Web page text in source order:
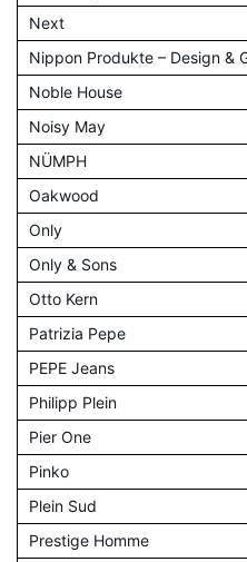
Next
Nippon Produkte – Design &
Noble House
Noisy May
NÜMPH
Oakwood
Only
Only & Sons
Otto Kern
Patrizia Pepe
PEPE Jeans
Philipp Plein
Pier One
Pinko
Plein Sud
Prestige Homme